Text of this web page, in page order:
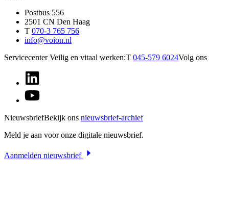
Postbus 556
2501 CN Den Haag
T 070-3 765 756
info@voion.nl
Servicecenter Veilig en vitaal werken:T 045-579 6024Volg ons
NieuwsbriefBekijk ons nieuwsbrief-archief
Meld je aan voor onze digitale nieuwsbrief.
Aanmelden nieuwsbrief